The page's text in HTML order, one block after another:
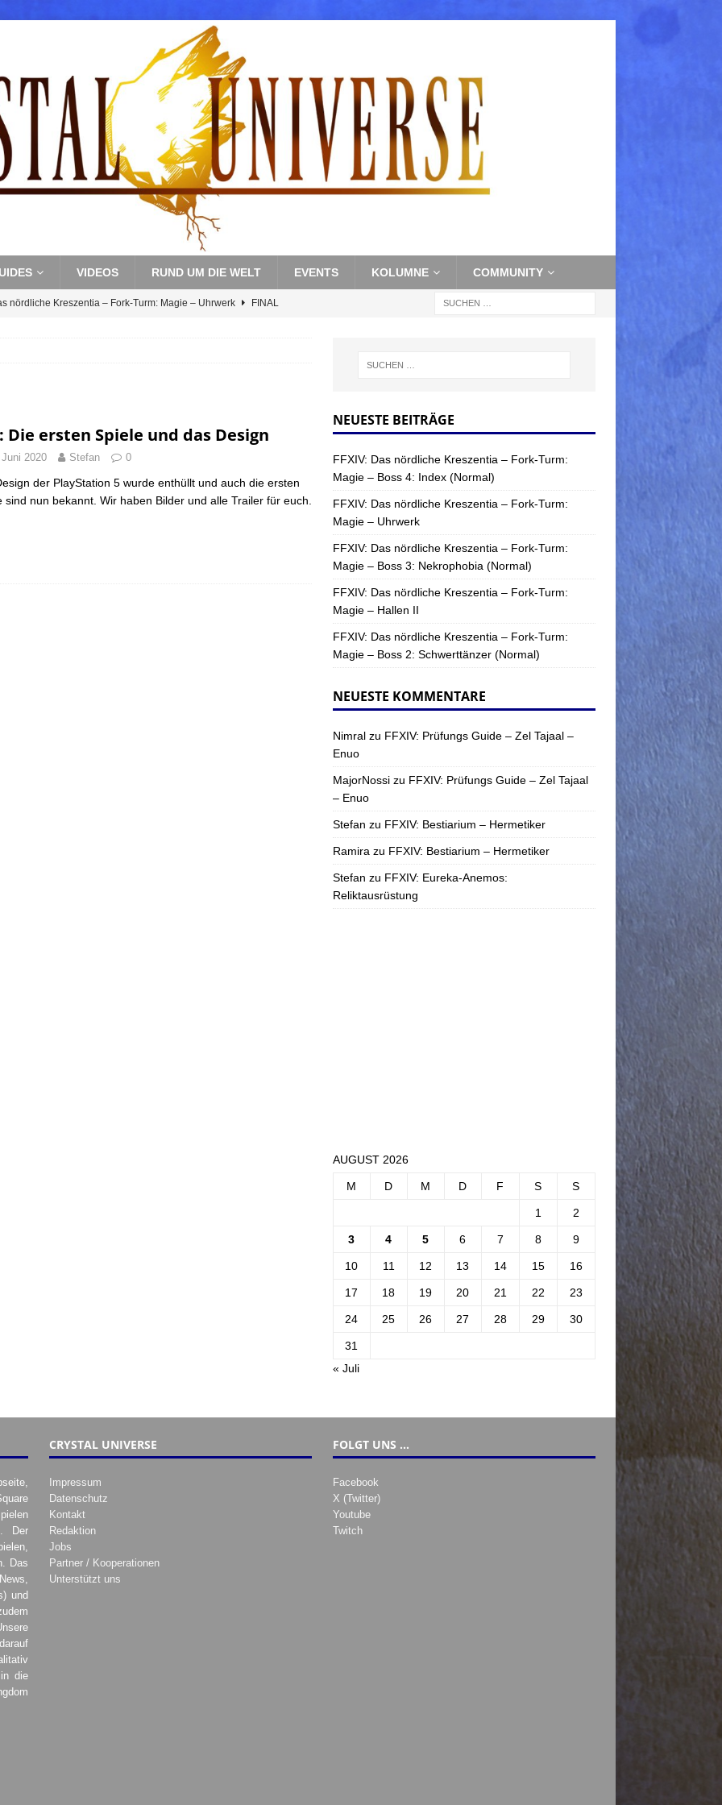
VIDEOS RUND UM DIE WELT EVENTS KOLUMNE COMMUNITY
nördliche Kreszentia – Fork-Turm: Magie – Uhrwerk FINAL
nördliche Kreszentia – Fork-Turm: Magie – Boss 4: Index (Normal)
Die ersten Spiele und das Design
2020 Stefan 0
der PlayStation 5 wurde enthüllt und auch die ersten
sind nun bekannt. Wir haben Bilder und alle Trailer für euch.
NEUESTE BEITRÄGE
FFXIV: Das nördliche Kreszentia – Fork-Turm:
Magie – Boss 4: Index (Normal)
FFXIV: Das nördliche Kreszentia – Fork-Turm:
Magie – Uhrwerk
FFXIV: Das nördliche Kreszentia – Fork-Turm:
Magie – Boss 3: Nekrophobia (Normal)
FFXIV: Das nördliche Kreszentia – Fork-Turm:
Magie – Hallen II
FFXIV: Das nördliche Kreszentia – Fork-Turm:
Magie – Boss 2: Schwerttänzer (Normal)
NEUESTE KOMMENTARE
Nimralzu FFXIV: Prüfungs Guide – Zel Tajaal –
Enuo
MajorNossizu FFXIV: Prüfungs Guide – Zel Tajaal
– Enuo
Stefan zu FFXIV: Bestiarium – Hermetiker
Ramira zu FFXIV: Bestiarium – Hermetiker
Stefan zu FFXIV: Eureka-Anemos:
Reliktausrüstung
AUGUST 2026
M D M D F S S
1 2
3 4 5 6 7 8 9
10 11 12 13 14 15 16
17 18 19 20 21 22 23
24 25 26 27 28 29 30
31
« Juli
Der
Das
und
die
CRYSTAL UNIVERSE
Impressum
Datenschutz
Kontakt
Redaktion
Jobs
Partner / Kooperationen
Unterstützt uns
FOLGT UNS …
Facebook
X (Twitter)
Youtube
Twitch